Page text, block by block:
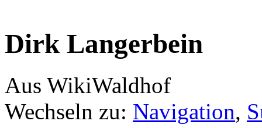
Dirk Langerbein
Aus WikiWaldhof
Wechseln zu: Navigation,